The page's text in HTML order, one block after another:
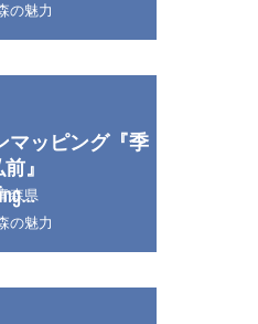
の魅力
マッピング『季
』
森県
の魅力